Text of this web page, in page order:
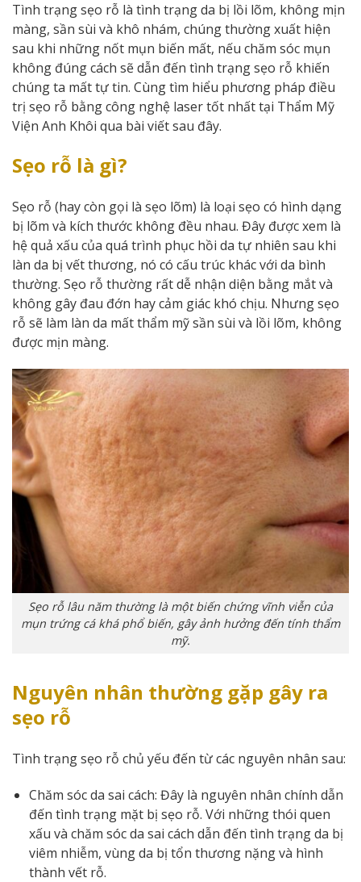
Tình trạng sẹo rỗ là tình trạng da bị lồi lõm, không mịn
màng, sần sùi và khô nhám, chúng thường xuất hiện
sau khi những nốt mụn biến mất, nếu chăm sóc mụn
không đúng cách sẽ dẫn đến tình trạng sẹo rỗ khiến
chúng ta mất tự tin. Cùng tìm hiểu phương pháp điều
trị sẹo rỗ bằng công nghệ laser tốt nhất tại Thẩm Mỹ
Viện Anh Khôi qua bài viết sau đây.
Sẹo rỗ là gì?
Sẹo rỗ (hay còn gọi là sẹo lõm) là loại sẹo có hình dạng
bị lõm và kích thước không đều nhau. Đây được xem là
hệ quả xấu của quá trình phục hồi da tự nhiên sau khi
làn da bị vết thương, nó có cấu trúc khác với da bình
thường. Sẹo rỗ thường rất dễ nhận diện bằng mắt và
không gây đau đớn hay cảm giác khó chịu. Nhưng sẹo
rỗ sẽ làm làn da mất thẩm mỹ sần sùi và lồi lõm, không
được mịn màng.
Sẹo rỗ lâu năm thường là một biến chứng vĩnh viễn của
mụn trứng cá khá phổ biến, gây ảnh hưởng đến tính thẩm
mỹ.
Nguyên nhân thường gặp gây ra
sẹo rỗ
Tình trạng sẹo rỗ chủ yếu đến từ các nguyên nhân sau:
Chăm sóc da sai cách: Đây là nguyên nhân chính dẫn
đến tình trạng mặt bị sẹo rỗ. Với những thói quen
xấu và chăm sóc da sai cách dẫn đến tình trạng da bị
viêm nhiễm, vùng da bị tổn thương nặng và hình
thành vết rỗ.